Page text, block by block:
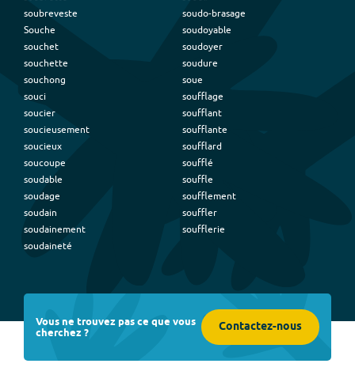
soubreveste
Souche
souchet
souchette
souchong
souci
soucier
soucieusement
soucieux
soucoupe
soudable
soudage
soudain
soudainement
soudaineté
soudo-brasage
soudoyable
soudoyer
soudure
soue
soufflage
soufflant
soufflante
soufflard
soufflé
souffle
soufflement
souffler
soufflerie
Vous ne trouvez pas ce que vous
cherchez ? Contactez-nous